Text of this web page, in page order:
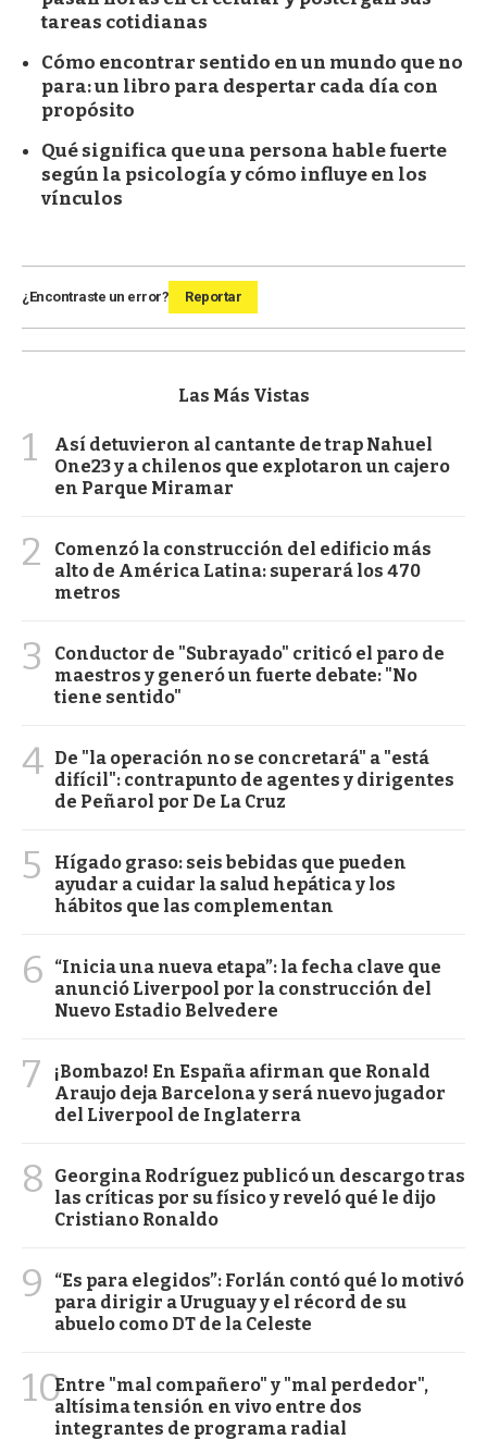
tareas cotidianas
Cómo encontrar sentido en un mundo que no
para: un libro para despertar cada día con
propósito
Qué significa que una persona hable fuerte
según la psicología y cómo influye en los
vínculos
¿Encontraste un error? Reportar
Las Más Vistas
1
Así detuvieron al cantante de trap Nahuel
One23 y a chilenos que explotaron un cajero
en Parque Miramar
2
Comenzó la construcción del edificio más
alto de América Latina: superará los 470
metros
3
Conductor de "Subrayado" criticó el paro de
maestros y generó un fuerte debate: "No
tiene sentido"
4 De "la operación no se concretará" a "está
difícil": contrapunto de agentes y dirigentes
de Peñarol por De La Cruz
5
Hígado graso: seis bebidas que pueden
ayudar a cuidar la salud hepática y los
hábitos que las complementan
6
“Inicia una nueva etapa”: la fecha clave que
anunció Liverpool por la construcción del
Nuevo Estadio Belvedere
7
¡Bombazo! En España afirman que Ronald
Araujo deja Barcelona y será nuevo jugador
del Liverpool de Inglaterra
8
Georgina Rodríguez publicó un descargo tras
las críticas por su físico y reveló qué le dijo
Cristiano Ronaldo
9
“Es para elegidos”: Forlán contó qué lo motivó
para dirigir a Uruguay y el récord de su
abuelo como DT de la Celeste
10Entre "mal compañero" y "mal perdedor",
altísima tensión en vivo entre dos
integrantes de programa radial